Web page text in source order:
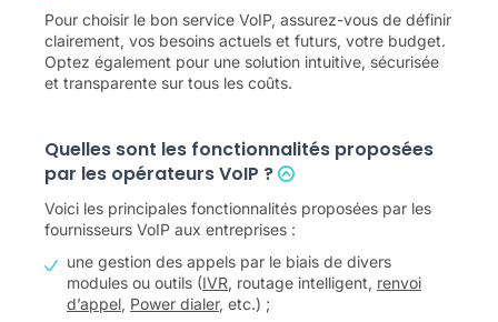
Pour choisir le bon service VoIP, assurez-vous de définir
clairement, vos besoins actuels et futurs, votre budget.
Optez également pour une solution intuitive, sécurisée
et transparente sur tous les coûts.
Quelles sont les fonctionnalités proposées
par les opérateurs VoIP ?
Voici les principales fonctionnalités proposées par les
fournisseurs VoIP aux entreprises :
une gestion des appels par le biais de divers
modules ou outils (IVR, routage intelligent, renvoi
d’appel, Power dialer, etc.) ;